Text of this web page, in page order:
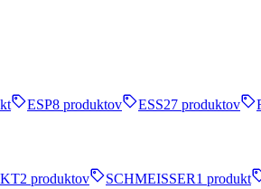
ESP8 produktov ESS27 produktov
2 produktov SCHMEISSER1 produkt